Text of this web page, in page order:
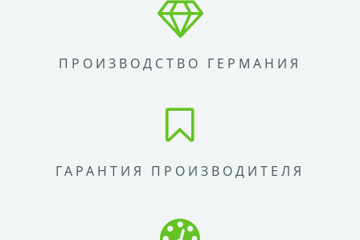
ПРОИЗВОДСТВО ГЕРМАНИЯ
ГАРАНТИЯ ПРОИЗВОДИТЕЛЯ